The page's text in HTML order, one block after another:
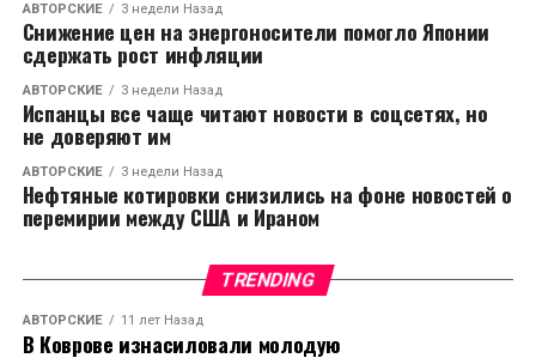
АВТОРСКИЕ 3 недели Назад
Снижение цен на энергоносители помогло Японии
сдержать рост инфляции
АВТОРСКИЕ 3 недели Назад
Испанцы все чаще читают новости в соцсетях, но
не доверяют им
АВТОРСКИЕ 3 недели Назад
Нефтяные котировки снизились на фоне новостей о
перемирии между США и Ираном
TRENDING
АВТОРСКИЕ 11 лет Назад
В Коврове изнасиловали молодую